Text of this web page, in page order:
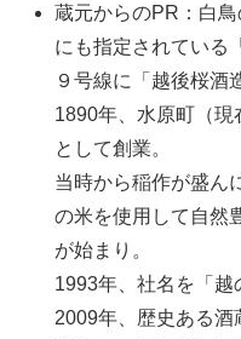
蔵元からのPR：白
にも指定されている
９号線に「越後桜酒
1890年、水原町（
として創業。
当時から稲作が盛ん
の米を使用して自然
が始まり。
1993年、社名を「越
2009年、歴史ある